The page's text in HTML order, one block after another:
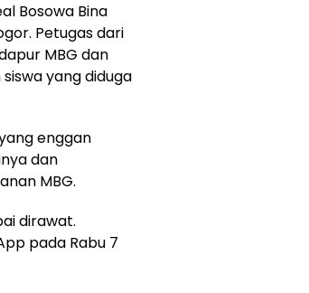
Bosowa Bina
Petugas dari
MBG dan
yang diduga
enggan
dan
MBG.
dirawat.
pada Rabu 7